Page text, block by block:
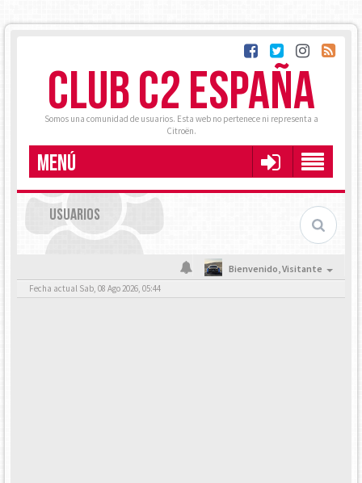
CLUB C2 ESPAÑA
Somos una comunidad de usuarios. Esta web no pertenece ni representa a
Citroën.
MENÚ
USUARIOS
Bienvenido,Visitante
Fecha actual Sab, 08 Ago 2026, 05:44